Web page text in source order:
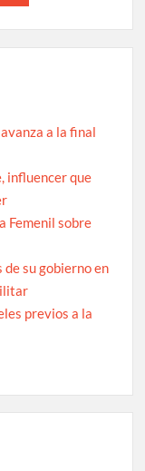
a la final
influencer que
Femenil sobre
su gobierno en
previos a la